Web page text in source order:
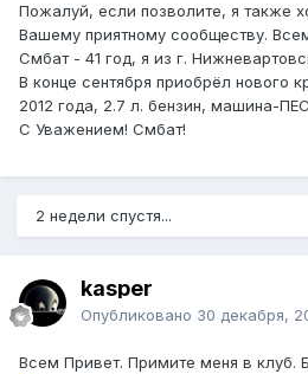
Пожалуй, если позволите, я также
Вашему приятному сообществу.
Смбат - 41 год, я из г.
В конце сентября приобрёл нового
2012 года, 2.7 л. бензин, машина-
С Уважением! Смбат!
2 недели спустя...
kasper
Опубликовано 30 декабря,
Всем Привет. Примите меня в клуб.